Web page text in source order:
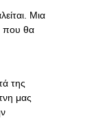
Μια
που θα
της
μας